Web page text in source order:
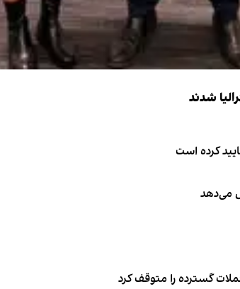
کرده است
می‌دهد
گسترده را متوقف کرد